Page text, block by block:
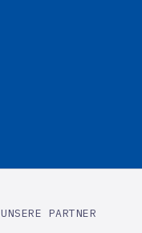
UNSERE PARTNER